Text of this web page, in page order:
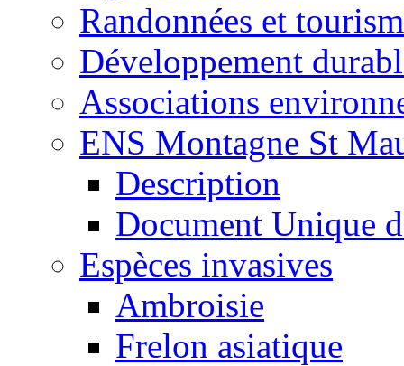
Randonnées et
Développement
Associations
ENS Montagne St
Description
Document Unique
Espèces invasives
Ambroisie
Frelon asiatique